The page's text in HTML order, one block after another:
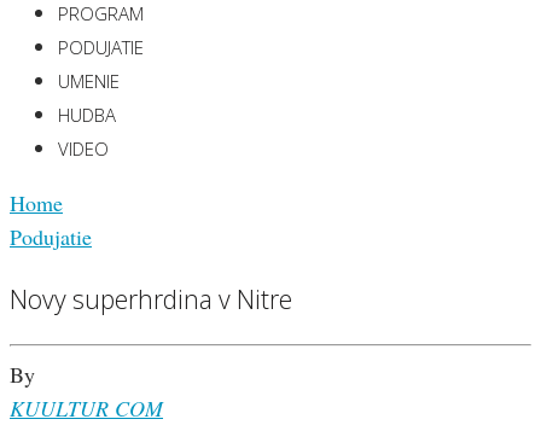
PROGRAM
PODUJATIE
UMENIE
HUDBA
VIDEO
Home
Podujatie
Novy superhrdina v Nitre
By
KUULTUR COM